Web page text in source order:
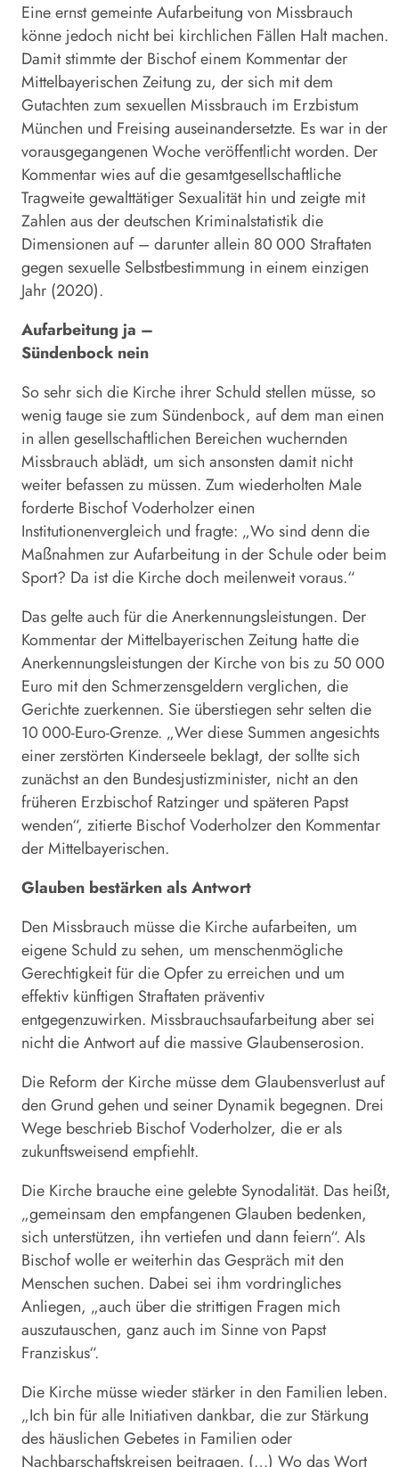
Eine ernst gemeinte Aufarbeitung von Missbrauch
könne jedoch nicht bei kirchlichen Fällen Halt machen.
Damit stimmte der Bischof einem Kommentar der
Mittelbayerischen Zeitung zu, der sich mit dem
Gutachten zum sexuellen Missbrauch im Erzbistum
München und Freising auseinandersetzte. Es war in der
vorausgegangenen Woche veröffentlicht worden. Der
Kommentar wies auf die gesamt­gesellschaftliche
Tragweite gewalttätiger Sexualität hin und zeigte mit
Zahlen aus der deutschen Kriminalstatistik die
Dimensionen auf – darunter allein 80 000 Straftaten
gegen sexuelle Selbstbestimmung in einem einzigen
Jahr (2020).
Aufarbeitung ja –
Sündenbock nein
So sehr sich die Kirche ihrer Schuld stellen müsse, so
wenig tauge sie zum Sündenbock, auf dem man einen
in allen gesellschaftlichen Bereichen wuchernden
Missbrauch ablädt, um sich ansonsten damit nicht
weiter befassen zu müssen. Zum wiederholten Male
forderte Bischof Voderholzer einen
Institutionenvergleich und fragte: „Wo sind denn die
Maßnahmen zur Aufarbeitung in der Schule oder beim
Sport? Da ist die Kirche doch meilenweit voraus.“
Das gelte auch für die Anerkennungsleistungen. Der
Kommentar der Mittelbayerischen Zeitung hatte die
Anerkennungsleistungen der Kirche von bis zu 50 000
Euro mit den Schmerzensgeldern verglichen, die
Gerichte zuerkennen. Sie überstiegen sehr selten die
10 000-Euro-Grenze. „Wer diese Summen angesichts
einer zerstörten Kinderseele beklagt, der sollte sich
zunächst an den Bundesjustizminister, nicht an den
früheren Erzbischof Ratzinger und späteren Papst
wenden“, zitierte Bischof Voderholzer den Kommentar
der Mittelbayerischen.
Glauben bestärken als Antwort
Den Missbrauch müsse die Kirche aufarbeiten, um
eigene Schuld zu sehen, um menschenmögliche
Gerechtigkeit für die Opfer zu erreichen und um
effektiv künftigen Straftaten präventiv
entgegenzuwirken. Missbrauchsaufarbeitung aber sei
nicht die Antwort auf die massive Glaubenserosion.
Die Reform der Kirche müsse dem Glaubensverlust auf
den Grund gehen und seiner Dynamik begegnen. Drei
Wege beschrieb Bischof Voderholzer, die er als
zukunftsweisend empfiehlt.
Die Kirche brauche eine gelebte Synodalität. Das heißt,
„gemeinsam den empfangenen Glauben bedenken,
sich unterstützen, ihn vertiefen und dann feiern“. Als
Bischof wolle er weiterhin das Gespräch mit den
Menschen suchen. Dabei sei ihm vordringliches
Anliegen, „auch über die strittigen Fragen mich
auszutauschen, ganz auch im Sinne von Papst
Franziskus“.
Die Kirche müsse wieder stärker in den Familien leben.
„Ich bin für alle Initiativen dankbar, die zur Stärkung
des häuslichen Gebetes in Familien oder
Nachbarschaftskreisen beitragen. (…) Wo das Wort